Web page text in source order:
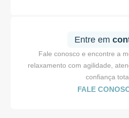
Entre em
Fale conosco e encontre a
relaxamento com agilidade,
confiança
FALE